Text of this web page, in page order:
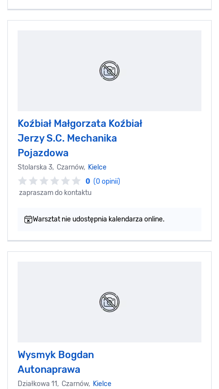
Koźbiał Małgorzata Koźbiał
Jerzy S.C. Mechanika
Pojazdowa
Stolarska 3, Czarnów, Kielce
0 (0 opinii)
zapraszam do kontaktu
Warsztat nie udostępnia kalendarza online.
Wysmyk Bogdan
Autonaprawa
Działkowa 11, Czarnów, Kielce